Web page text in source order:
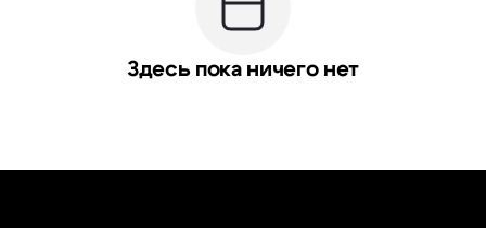
Здесь пока ничего нет